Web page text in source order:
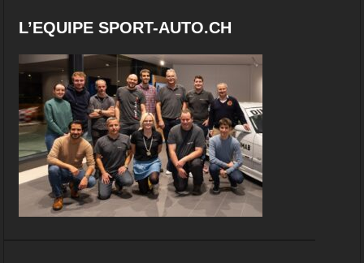
L’EQUIPE SPORT-AUTO.CH